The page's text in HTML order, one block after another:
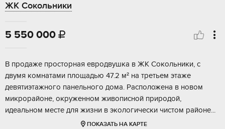
ЖК Сокольники
5 550 000 
В продаже просторная евродвушка в ЖК Сокольники, с
двумя комнатами площадью 47.2 м² на третьем этаже
девятиэтажного панельного дома. Расположена в новом
микрорайоне, окруженном живописной природой,
идеальном месте для жизни в экологически чистом районе...
ПОКАЗАТЬ НА КАРТЕ